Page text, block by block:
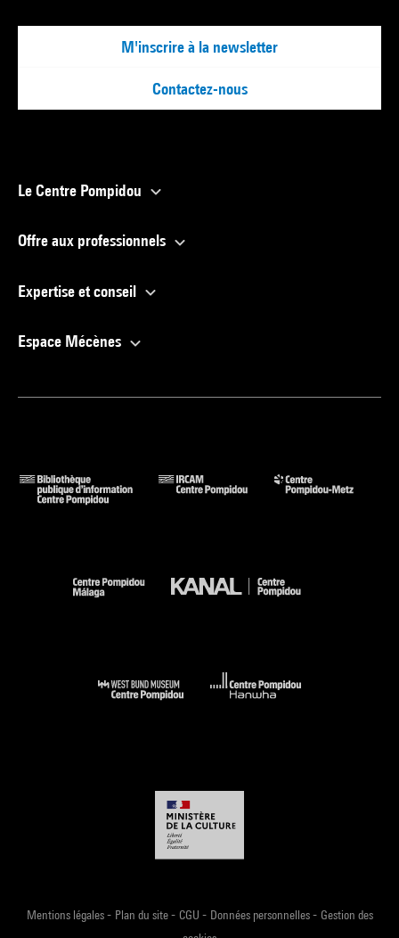
M'inscrire à la newsletter
Contactez-nous
Le Centre Pompidou
Offre aux professionnels
Expertise et conseil
Espace Mécènes
Mentions légales- Plan du site- CGU - Données personnelles- Gestion des